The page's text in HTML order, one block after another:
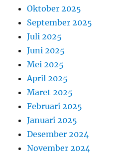
Oktober 2025
September 2025
Juli 2025
Juni 2025
Mei 2025
April 2025
Maret 2025
Februari 2025
Januari 2025
Desember 2024
November 2024